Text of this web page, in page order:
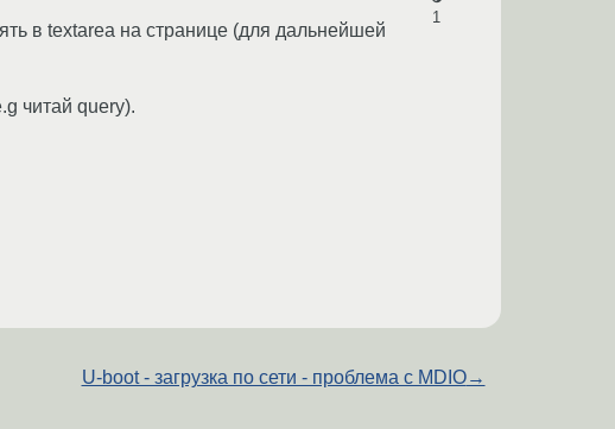
1
в textarea на странице (для дальнейшей
читай query).
U-boot - загрузка по сети - проблема с MDIO→